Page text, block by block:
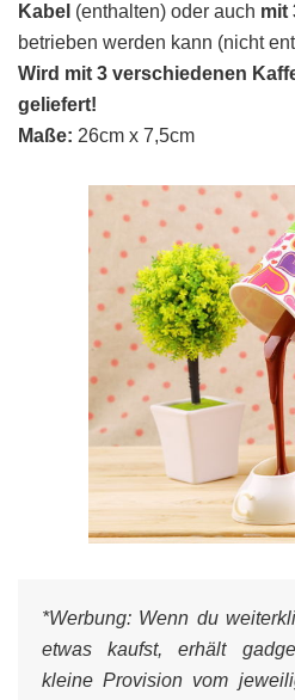
Kabel (enthalten) oder auch mit
betrieben werden kann (nicht
Wird mit 3 verschiedenen
geliefert!
Maße: 26cm x 7,5cm
*Werbung: Wenn du
etwas kaufst, erhält
kleine Provision vom